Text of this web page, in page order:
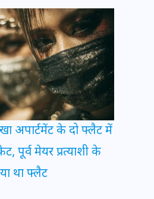
अपार्टमेंट के दो फ्लैट में
पूर्व मेयर प्रत्याशी के
था फ्लैट